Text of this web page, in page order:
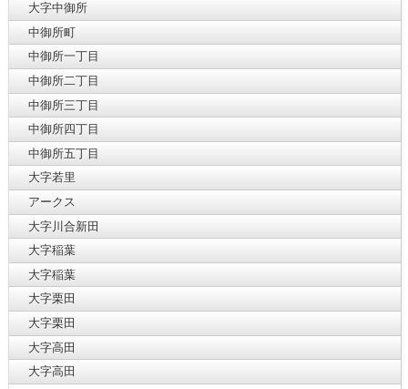
大字中御所
中御所町
中御所一丁目
中御所二丁目
中御所三丁目
中御所四丁目
中御所五丁目
大字若里
アークス
大字川合新田
大字稲葉
大字稲葉
大字栗田
大字栗田
大字高田
大字高田